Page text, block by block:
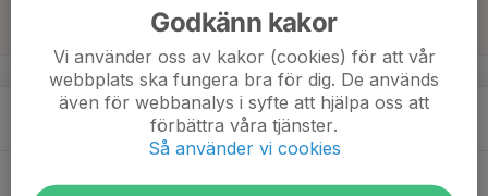
TIK dagen 2026 - P13
Kansliet, Torslandavallen
v.21
Godkänn kakor
Vi använder oss av kakor (cookies) för att vår
webbplats ska fungera bra för dig. De används
även för webbanalys i syfte att hjälpa oss att
förbättra våra tjänster.
Så använder vi cookies